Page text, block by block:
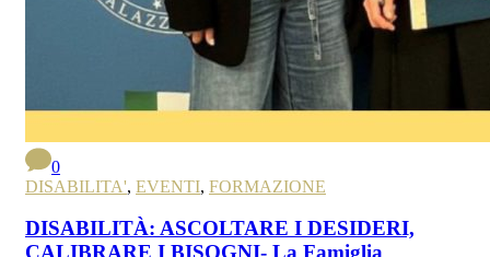
0
DISABILITA', EVENTI, FORMAZIONE
DISABILITÀ: ASCOLTARE I DESIDERI,